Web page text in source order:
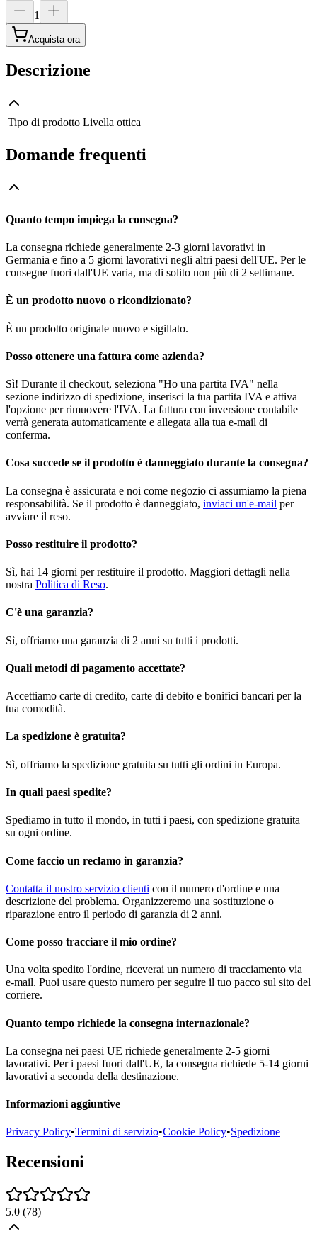
1
Acquista ora
Descrizione
Tipo di prodotto Livella ottica
Domande frequenti
Quanto tempo impiega la consegna?
La consegna richiede generalmente 2-3 giorni lavorativi in
Germania e fino a 5 giorni lavorativi negli altri paesi dell'UE. Per le
consegne fuori dall'UE varia, ma di solito non più di 2 settimane.
È un prodotto nuovo o ricondizionato?
È un prodotto originale nuovo e sigillato.
Posso ottenere una fattura come azienda?
Sì! Durante il checkout, seleziona "Ho una partita IVA" nella
sezione indirizzo di spedizione, inserisci la tua partita IVA e attiva
l'opzione per rimuovere l'IVA. La fattura con inversione contabile
verrà generata automaticamente e allegata alla tua e-mail di
conferma.
Cosa succede se il prodotto è danneggiato durante la consegna?
La consegna è assicurata e noi come negozio ci assumiamo la piena
responsabilità. Se il prodotto è danneggiato, inviaci un'e-mail per
avviare il reso.
Posso restituire il prodotto?
Sì, hai 14 giorni per restituire il prodotto. Maggiori dettagli nella
nostra Politica di Reso.
C'è una garanzia?
Sì, offriamo una garanzia di 2 anni su tutti i prodotti.
Quali metodi di pagamento accettate?
Accettiamo carte di credito, carte di debito e bonifici bancari per la
tua comodità.
La spedizione è gratuita?
Sì, offriamo la spedizione gratuita su tutti gli ordini in Europa.
In quali paesi spedite?
Spediamo in tutto il mondo, in tutti i paesi, con spedizione gratuita
su ogni ordine.
Come faccio un reclamo in garanzia?
Contatta il nostro servizio clienti con il numero d'ordine e una
descrizione del problema. Organizzeremo una sostituzione o
riparazione entro il periodo di garanzia di 2 anni.
Come posso tracciare il mio ordine?
Una volta spedito l'ordine, riceverai un numero di tracciamento via
e-mail. Puoi usare questo numero per seguire il tuo pacco sul sito del
corriere.
Quanto tempo richiede la consegna internazionale?
La consegna nei paesi UE richiede generalmente 2-5 giorni
lavorativi. Per i paesi fuori dall'UE, la consegna richiede 5-14 giorni
lavorativi a seconda della destinazione.
Informazioni aggiuntive
Privacy Policy•Termini di servizio•Cookie Policy•Spedizione
Recensioni
5.0 (78)